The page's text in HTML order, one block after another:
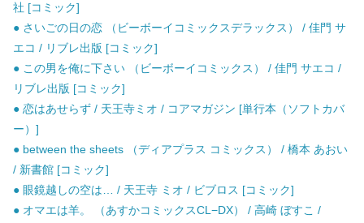
社 [コミック]
● さいごの日の恋 （ビーボーイコミックスデラックス） / 佳門 サ
エコ / リブレ出版 [コミック]
● この男を俺に下さい （ビーボーイコミックス） / 佳門 サエコ /
リブレ出版 [コミック]
● 恋はあせらず / 天王寺ミオ / コアマガジン [単行本（ソフトカバ
ー）]
● between the sheets （ディアプラス コミックス） / 橋本 あおい
/ 新書館 [コミック]
● 眼鏡越しの空は… / 天王寺 ミオ / ビブロス [コミック]
● オマエは羊。 （あすかコミックスCL−DX） / 高崎 ぼすこ /